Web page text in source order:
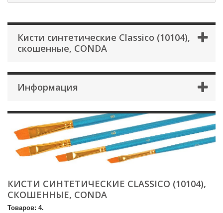
Кисти синтетические Classico (10104),
скошенные, CONDA
Информация
КИСТИ СИНТЕТИЧЕСКИЕ CLASSICO (10104),
СКОШЕННЫЕ, CONDA
Товаров: 4.